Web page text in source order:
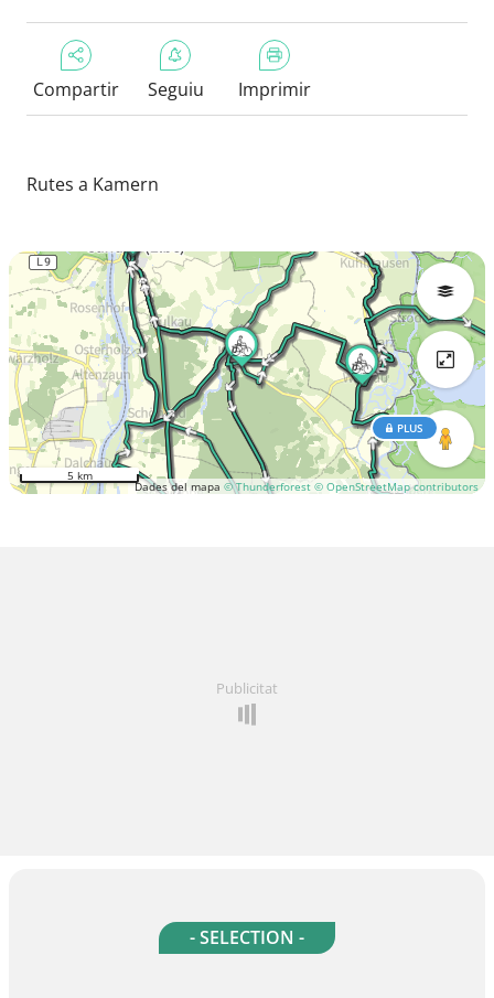
Compartir Seguiu Imprimir
Rutes a Kamern
Dades del mapa © Thunderforest © OpenStreetMap contributors
PLUS
5 km
Publicitat
- SELECTION -